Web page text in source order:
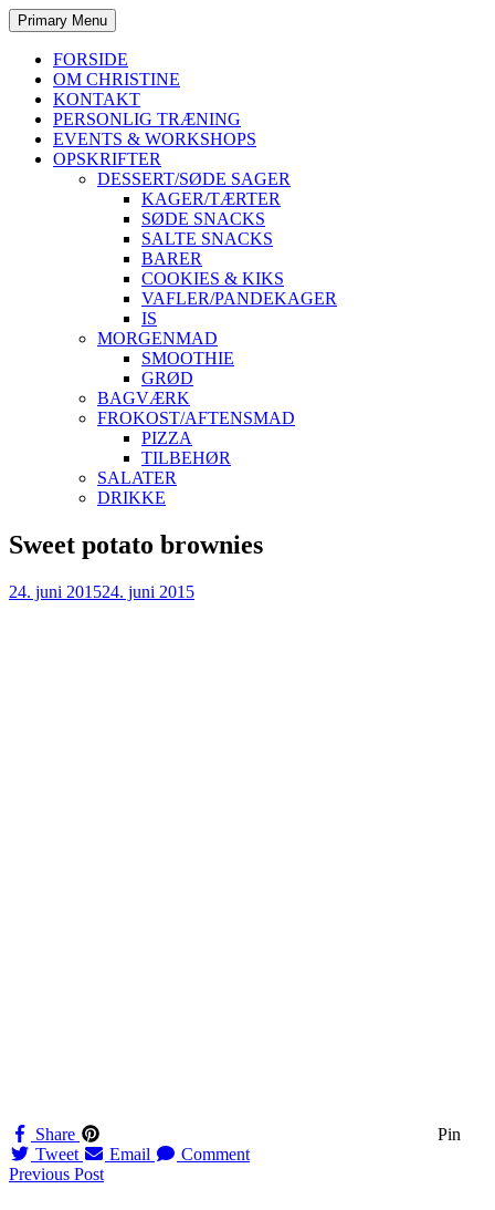
Primary Menu
FORSIDE
OM CHRISTINE
KONTAKT
PERSONLIG TRÆNING
EVENTS & WORKSHOPS
OPSKRIFTER
DESSERT/SØDE SAGER
KAGER/TÆRTER
SØDE SNACKS
SALTE SNACKS
BARER
COOKIES & KIKS
VAFLER/PANDEKAGER
IS
MORGENMAD
SMOOTHIE
GRØD
BAGVÆRK
FROKOST/AFTENSMAD
PIZZA
TILBEHØR
SALATER
DRIKKE
Skip
to
Sweet potato brownies
24. juni 201524. juni 2015
Share
Pin
Tweet
Email Comment
Navigation
Previous Post